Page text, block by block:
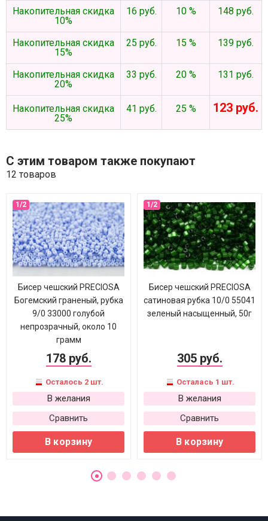
Накопительная скидка
10%
16 руб. 10 % 148 руб.
Накопительная скидка
15%
25 руб. 15 % 139 руб.
Накопительная скидка
20%
33 руб. 20 % 131 руб.
Накопительная скидка
25%
41 руб. 25 % 123 руб.
С этим товаром также покупают
12 товаров
Бисер чешский PRECIOSA
Богемский граненый, рубка
9/0 33000 голубой
непрозрачный, около 10
грамм
178 руб.
Осталось 2 шт.
В желания
Сравнить
В корзину
Бисер чешский PRECIOSA
сатиновая рубка 10/0 55041
зеленый насыщенный, 50г
305 руб.
Осталась 1 шт.
В желания
Сравнить
В корзину